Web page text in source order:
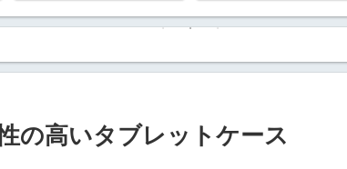
の高いタブレットケース